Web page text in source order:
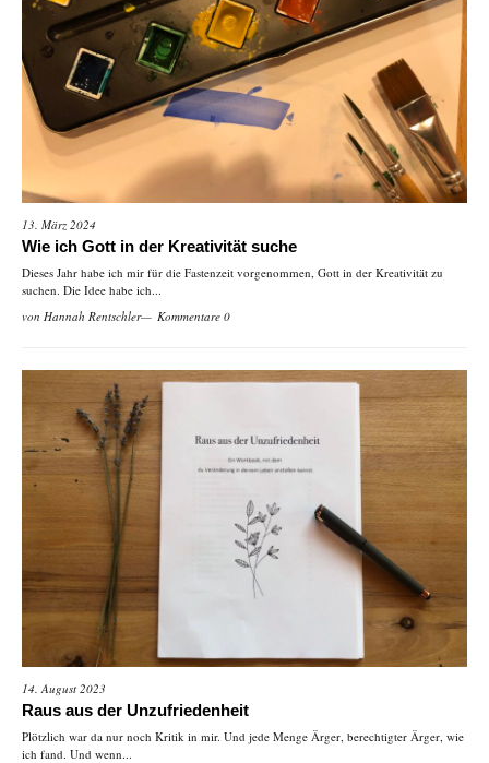
13. März 2024
Wie ich Gott in der Kreativität suche
Dieses Jahr habe ich mir für die Fastenzeit vorgenommen, Gott in der Kreativität zu
suchen. Die Idee habe ich...
von Hannah Rentschler Kommentare 0
14. August 2023
Raus aus der Unzufriedenheit
Plötzlich war da nur noch Kritik in mir. Und jede Menge Ärger, berechtigter Ärger, wie
ich fand. Und wenn...